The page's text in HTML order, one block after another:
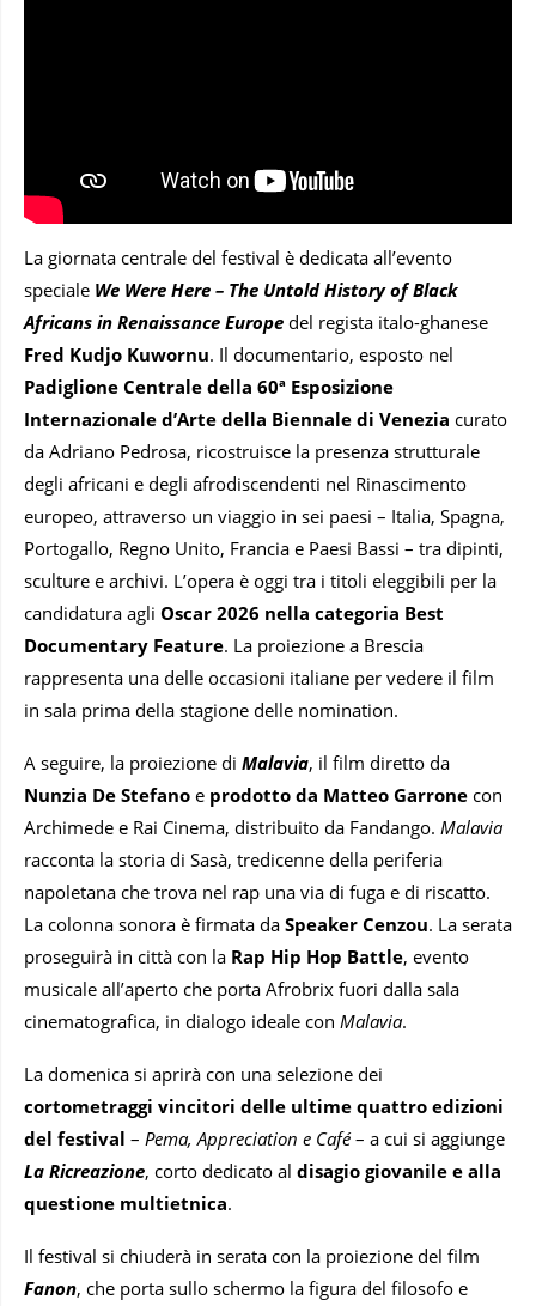
La giornata centrale del festival è dedicata all’evento
speciale We Were Here – The Untold History of Black
Africans in Renaissance Europe del regista italo-ghanese
Fred Kudjo Kuwornu. Il documentario, esposto nel
Padiglione Centrale della 60ª Esposizione
Internazionale d’Arte della Biennale di Venezia curato
da Adriano Pedrosa, ricostruisce la presenza strutturale
degli africani e degli afrodiscendenti nel Rinascimento
europeo, attraverso un viaggio in sei paesi – Italia, Spagna,
Portogallo, Regno Unito, Francia e Paesi Bassi – tra dipinti,
sculture e archivi. L’opera è oggi tra i titoli eleggibili per la
candidatura agli Oscar 2026 nella categoria Best
Documentary Feature. La proiezione a Brescia
rappresenta una delle occasioni italiane per vedere il film
in sala prima della stagione delle nomination.
A seguire, la proiezione di Malavia, il film diretto da
Nunzia De Stefano e prodotto da Matteo Garrone con
Archimede e Rai Cinema, distribuito da Fandango. Malavia
racconta la storia di Sasà, tredicenne della periferia
napoletana che trova nel rap una via di fuga e di riscatto.
La colonna sonora è firmata da Speaker Cenzou. La serata
proseguirà in città con la Rap Hip Hop Battle, evento
musicale all’aperto che porta Afrobrix fuori dalla sala
cinematografica, in dialogo ideale con Malavia.
La domenica si aprirà con una selezione dei
cortometraggi vincitori delle ultime quattro edizioni
del festival – Pema, Appreciation e Café– a cui si aggiunge
La Ricreazione, corto dedicato al disagio giovanile e alla
questione multietnica.
Il festival si chiuderà in serata con la proiezione del film
Fanon, che porta sullo schermo la figura del filosofo e